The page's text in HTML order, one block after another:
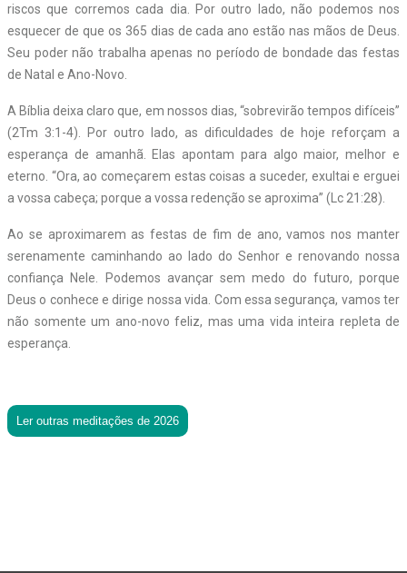
riscos que corremos cada dia. Por outro lado, não podemos nos
esquecer de que os 365 dias de cada ano estão nas mãos de Deus.
Seu poder não trabalha apenas no período de bondade das festas
de Natal e Ano-Novo.
A Bíblia deixa claro que, em nossos dias, “sobrevirão tempos difíceis”
(2Tm 3:1-4). Por outro lado, as dificuldades de hoje reforçam a
esperança de amanhã. Elas apontam para algo maior, melhor e
eterno. “Ora, ao começarem estas coisas a suceder, exultai e erguei
a vossa cabeça; porque a vossa redenção se aproxima” (Lc 21:28).
Ao se aproximarem as festas de fim de ano, vamos nos manter
serenamente caminhando ao lado do Senhor e renovando nossa
confiança Nele. Podemos avançar sem medo do futuro, porque
Deus o conhece e dirige nossa vida. Com essa segurança, vamos ter
não somente um ano-novo feliz, mas uma vida inteira repleta de
esperança.
Ler outras meditações de 2026